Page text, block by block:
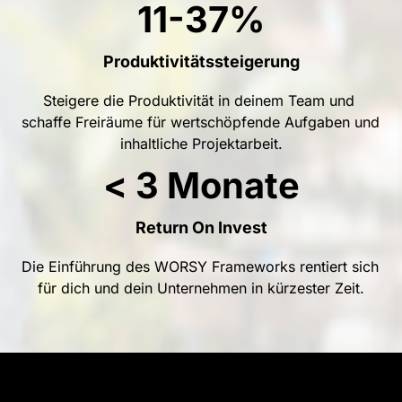
11-37%
Produktivitätssteigerung
Steigere die Produktivität in deinem Team
schaffe Freiräume für wertschöpfende Aufgaben
inhaltliche Projektarbeit.
< 3 Monate
Return On Invest
Die Einführung des WORSY Frameworks rentiert
für dich und dein Unternehmen in kürzester Zeit.